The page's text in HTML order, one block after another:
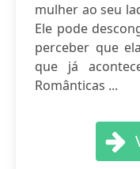
mulher ao seu
Ele pode
perceber que
que já
Românticas ...